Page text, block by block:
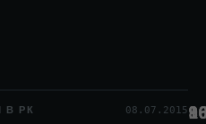
В РК 08.07.2015